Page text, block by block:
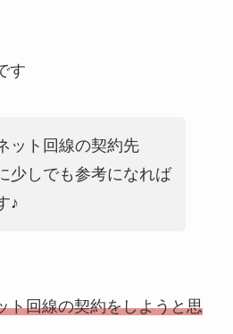
す
ット回線の契約先
少しでも参考になれば
♪
ト回線の契約をしようと思